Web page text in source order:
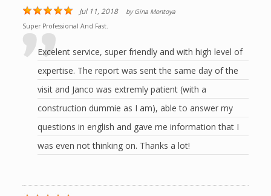
Jul 11, 2018 byGina Montoya
Super Professional And Fast.
Excelent service, super friendly and with high level of
expertise. The report was sent the same day of the
visit and Janco was extremly patient (with a
construction dummie as I am), able to answer my
questions in english and gave me information that I
was even not thinking on. Thanks a lot!